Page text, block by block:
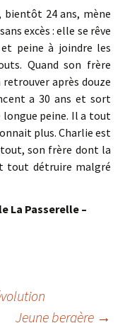
bientôt 24 ans, mène
excès : elle se rêve
peine à joindre les
Quand son frère
après douze
a 30 ans et sort
longue peine. Il a tout
plus. Charlie est
tout, son frère dont la
tout détruire malgré
La Passerelle –
Jeune bergère →